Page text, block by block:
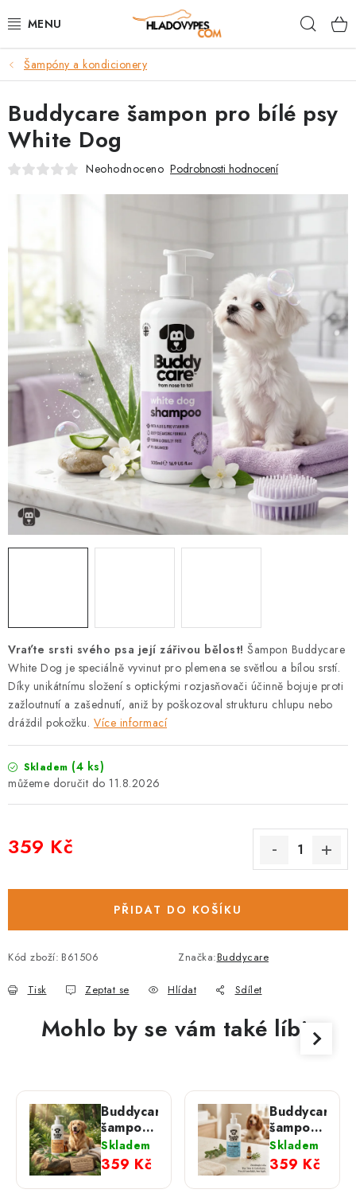
na
POTŘEBY PRO PSY
TAMI PŘEPRAVNÍ BOXY
SPORT SE PSEM
BACK ON TRACK
VĚRNOSTNÍ PROGRAM
ZNAČKY
PRODEJNA
BLOG
SLUŽBY
VÝMĚNA, VRÁCENÍ A REKLAMACE
O nás Kontakty
Doprava a platba
Výměna, vrácení a reklamace
Obchodní podmínky
FAQ
Šampóny a kondicionery
Vraťte srsti svého psa její zářivou bělost! Šampon Buddycare
White Dog je speciálně vyvinut pro plemena se světlou a bílou srstí.
Díky unikátnímu složení s optickými rozjasňovači účinně bojuje proti
zažloutnutí a zašednutí, aniž by poškozoval strukturu chlupu nebo
dráždil pokožku. Více informací
Skladem (4 ks)
11.8.2026
359 Kč
PŘIDAT DO KOŠÍKU
Kód zboží: B61506 Značka:Buddycare
Tisk Zeptat se Hlídat Sdílet
Buddycare šampon pro bílé psy
White Dog
Neohodnoceno Podrobnosti hodnocení
Mohlo by se vám také líbit
Buddycare
šampon
pro psy
Flea &
Tick
proti
Skladem
359 Kč
Buddycare
šampon
pro psy
Medi
Fresh s
vůní Tea
Skladem
359 Kč